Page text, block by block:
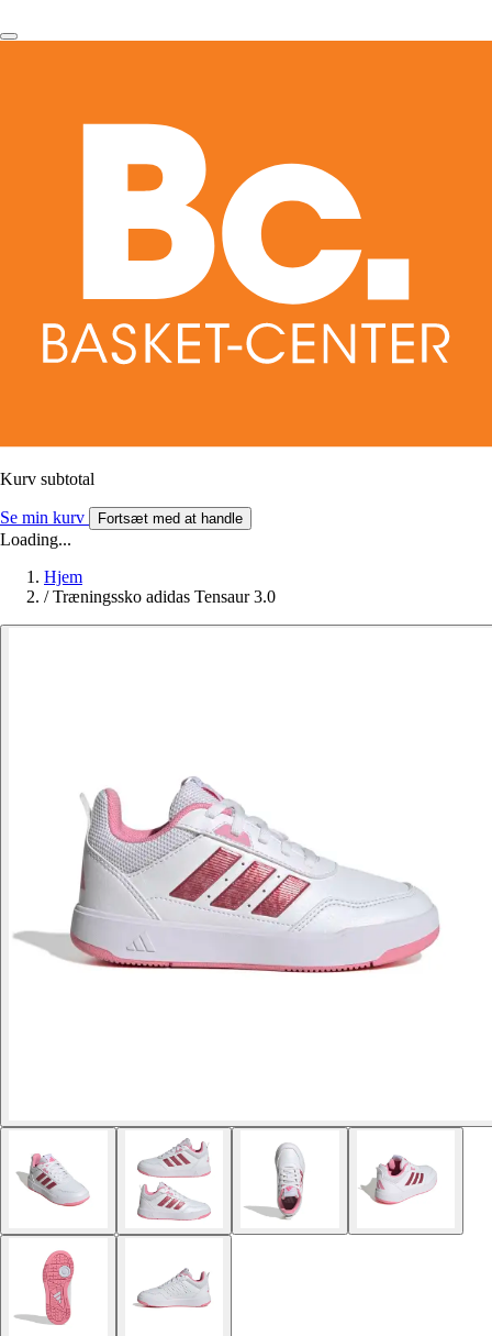
Kurv subtotal
Se min kurv Fortsæt med at handle
Loading...
Hjem
/ Træningssko adidas Tensaur 3.0